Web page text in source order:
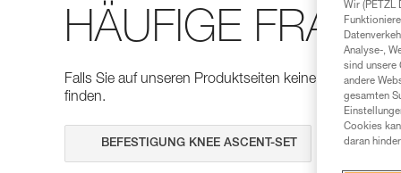
HÄUFIGE
Falls Sie auf unseren Produktseiten keine Antworten
finden.
Suche
Wir (PETZL
Analyse-,
sind unsere
andere
gesamten
Cookies
daran